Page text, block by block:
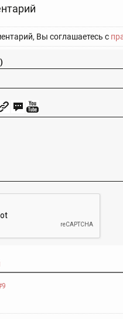
Вы соглашаетесь с